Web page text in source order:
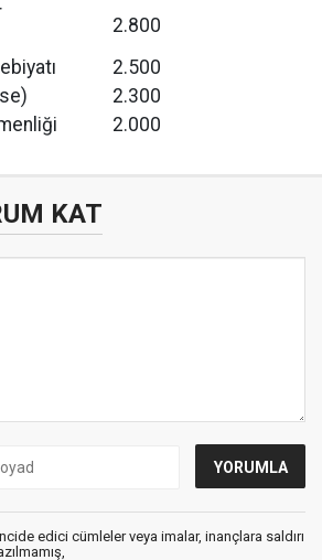
2.800
2.500
2.300
2.000
KAT
edici cümleler veya imalar, inançlara saldırı